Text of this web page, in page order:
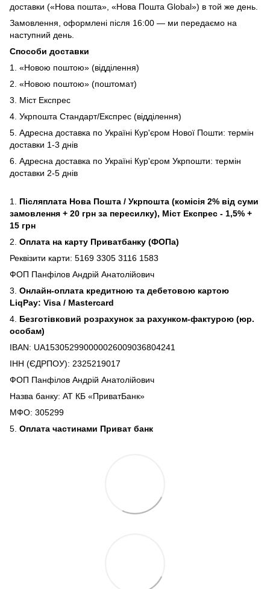
доставки («Нова пошта», «Нова Пошта Global») в той же день.
Замовлення, оформлені після 16:00 — ми передаємо на
наступний день.
Способи доставки
1. «Новою поштою» (відділення)
2. «Новою поштою» (поштомат)
3. Міст Експрес
4. Укрпошта Стандарт/Експрес (відділення)
5. Адресна доставка по Україні Кур'єром Нової Пошти: термін
доставки 1-3 днів
6. Адресна доставка по Україні Кур'єром Укрпошти: термін
доставки 2-5 днів
1. Післяплата Нова Пошта / Укрпошта (комісія 2% від суми
замовлення + 20 грн за пересилку), Міст Експрес - 1,5% +
15 грн
2. Оплата на карту Приватбанку (ФОПа)
Реквізити карти: 5169 3305 3116 1583
ФОП Панфілов Андрій Анатолійович
3. Онлайн-оплата кредитною та дебетовою картою
LiqPay: Visa / Mastercard
4. Безготівковий розрахунок за рахунком-фактурою (юр.
особам)
IBAN: UA153052990000026009036804241
ІНН (ЄДРПОУ): 2325219017
ФОП Панфілов Андрій Анатолійович
Назва банку: АТ КБ «ПриватБанк»
МФО: 305299
5. Оплата частинами Приват банк